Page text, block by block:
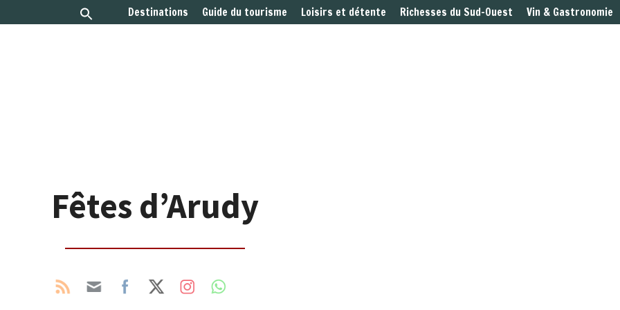
Destinations Guide du tourisme Loisirs et détente Richesses du Sud-Ouest Vin & Gastronomie
Fêtes d’Arudy